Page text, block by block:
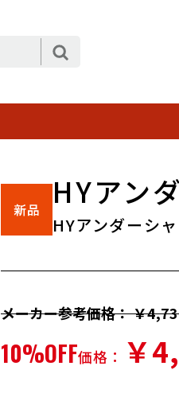
HYアン
HYアンダーシ
メーカー参考価格： ￥
10%OFF価格： ￥